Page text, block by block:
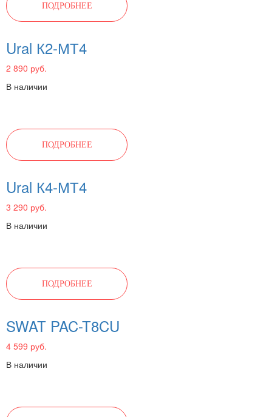
ПОДРОБНЕЕ
Ural К2-МТ4
2 890 руб.
В наличии
ПОДРОБНЕЕ
Ural К4-МТ4
3 290 руб.
В наличии
ПОДРОБНЕЕ
SWAT PAC-T8CU
4 599 руб.
В наличии